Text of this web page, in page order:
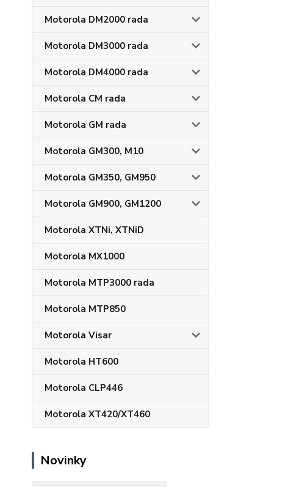
Motorola DM2000 rada
Motorola DM3000 rada
Motorola DM4000 rada
Motorola CM rada
Motorola GM rada
Motorola GM300, M10
Motorola GM350, GM950
Motorola GM900, GM1200
Motorola XTNi, XTNiD
Motorola MX1000
Motorola MTP3000 rada
Motorola MTP850
Motorola Visar
Motorola HT600
Motorola CLP446
Motorola XT420/XT460
Novinky